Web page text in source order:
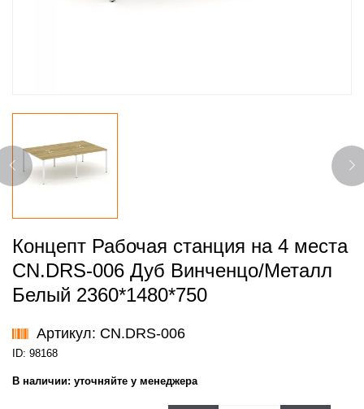
Концепт Рабочая станция на 4 места
CN.DRS-006 Дуб Винченцо/Металл
Белый 2360*1480*750
Артикул: CN.DRS-006
ID: 98168
В наличии: уточняйте у менеджера